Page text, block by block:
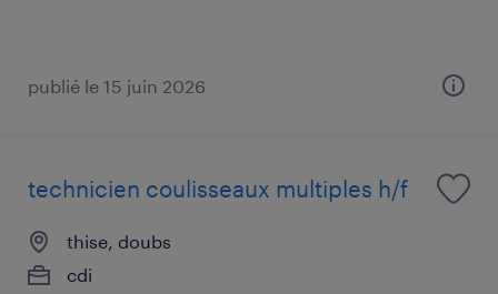
publié le 15 juin 2026
technicien coulisseaux multiples h/f
thise, doubs
cdi